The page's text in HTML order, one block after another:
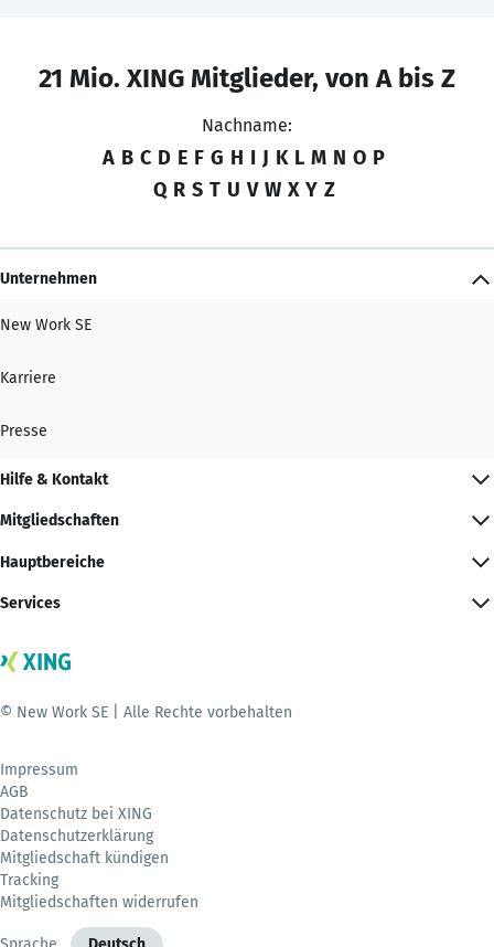
21 Mio. XING Mitglieder, von A bis Z
Nachname:
A B C D E F G H I J K L M N O P
Q R S T U V W X Y Z
Unternehmen
New Work SE
Karriere
Presse
Hilfe & Kontakt
Mitgliedschaften
Hauptbereiche
Services
© New Work SE | Alle Rechte vorbehalten
Impressum
AGB
Datenschutz bei XING
Datenschutzerklärung
Mitgliedschaft kündigen
Tracking
Mitgliedschaften widerrufen